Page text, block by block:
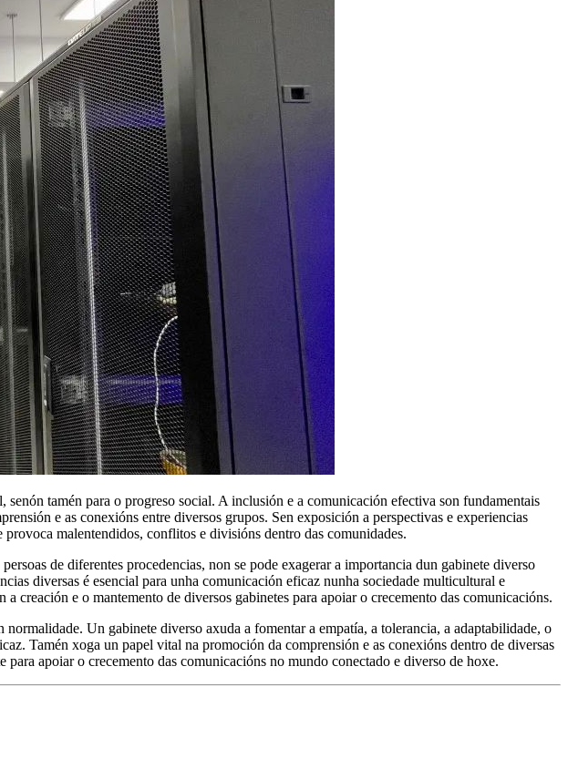
tamén para o progreso social. A inclusión e a comunicación efectiva son fundamentais
e as conexións entre diversos grupos. Sen exposición a perspectivas e experiencias
malentendidos, conflitos e divisións dentro das comunidades.
de diferentes procedencias, non se pode exagerar a importancia dun gabinete diverso
diversas é esencial para unha comunicación eficaz nunha sociedade multicultural e
creación e o mantemento de diversos gabinetes para apoiar o crecemento das comunicacións.
Un gabinete diverso axuda a fomentar a empatía, a tolerancia, a adaptabilidade, o
Tamén xoga un papel vital na promoción da comprensión e as conexións dentro de diversas
apoiar o crecemento das comunicacións no mundo conectado e diverso de hoxe.